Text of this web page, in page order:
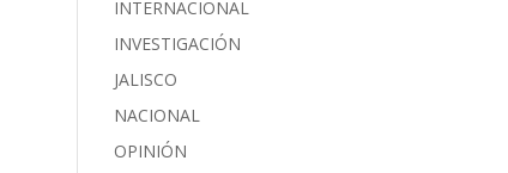
INTERNACIONAL
INVESTIGACIÓN
JALISCO
NACIONAL
OPINIÓN